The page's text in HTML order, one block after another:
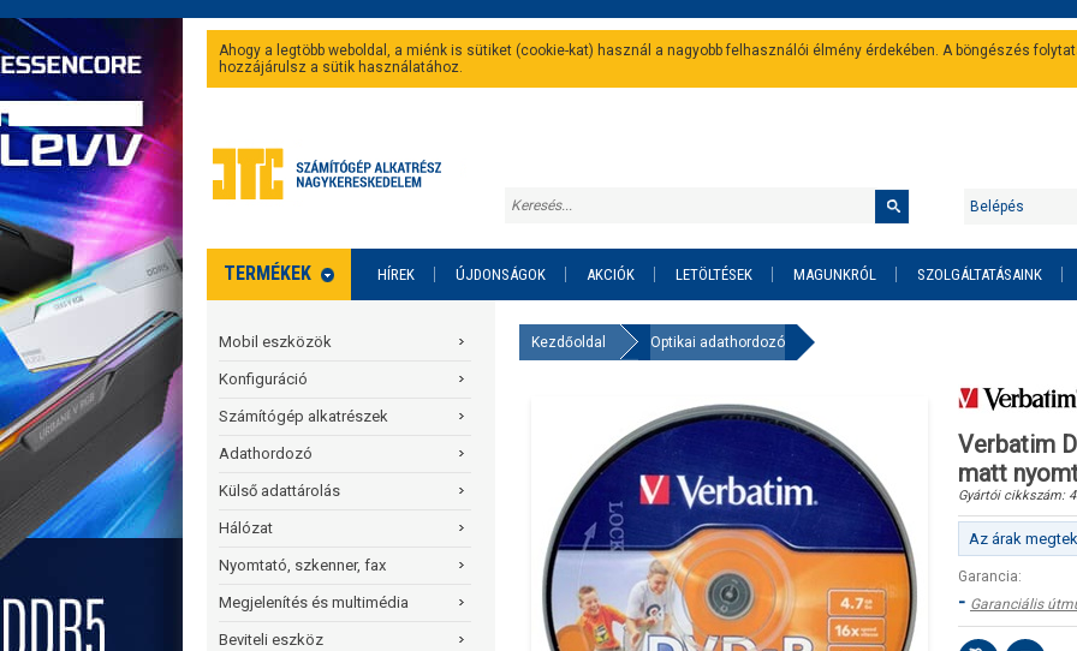
Ahogy a legtöbb weboldal, a miénk is sütiket (cookie-kat) használ a nagyobb felhasználói élmény érdekében. A böngészés
hozzájárulsz a sütik használatához.
Belépés
TERMÉKEK HÍREK ÚJDONSÁGOK AKCIÓK LETÖLTÉSEK MAGUNKRÓL SZOLGÁLTATÁSAINK
Mobil eszközök
Konfiguráció
Számítógép alkatrészek
Adathordozó
Külső adattárolás
Hálózat
Nyomtató, szkenner, fax
Megjelenítés és multimédia
Beviteli eszköz
Kezdőoldal Optikai adathordozó
Verbatim
matt
Gyártói cikkszám:
Az árak
Garancia:
- Garanciális